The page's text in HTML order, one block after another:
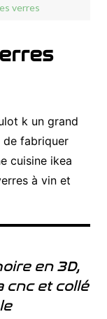
verres
k un grand
de fabriquer
cuisine ikea
à vin et
en 3D,
cnc et collé